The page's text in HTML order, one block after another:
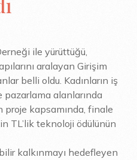
ile yürüttüğü,
aralayan Girişim
belli oldu. Kadınların iş
pazarlama alanlarında
kapsamında, finale
TL’lik teknoloji ödülünün
kalkınmayı hedefleyen